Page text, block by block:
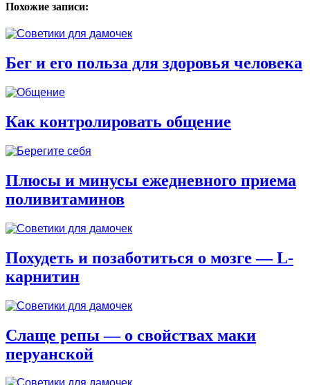
Похожие записи:
Бег и его польза для здоровья человека
Как контролировать общение
Плюсы и минусы ежедневного приема
поливитаминов
Похудеть и позаботиться о мозге — L-
карнитин
Слаще репы — о свойствах маки
перуанской